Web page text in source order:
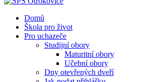
Domů
Škola pro život
Pro uchazeče
Studijní obory
Maturitní obory
Učební obory
Dny otevřených dveří